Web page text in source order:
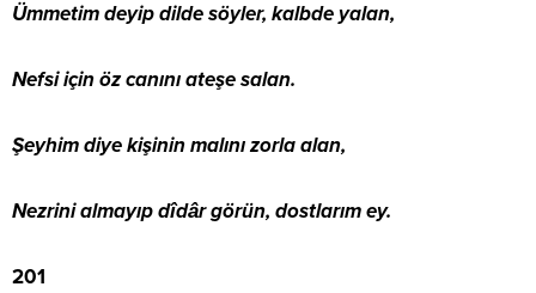
Ümmetim deyip dilde söyler, kalbde yalan,
Nefsi için öz canını ateşe salan.
Şeyhim diye kişinin malını zorla alan,
Nezrini almayıp dîdâr görün, dostlarım ey.
201